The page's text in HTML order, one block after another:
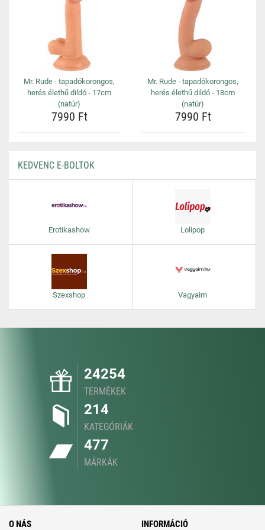
Mr. Rude - tapadókorongos,
herés élethű dildó - 17cm
(natúr)
7990 Ft
Mr. Rude - tapadókorongos,
herés élethű dildó - 18cm
(natúr)
7990 Ft
KEDVENC E-BOLTOK
Erotikashow Lolipop
Szexshop Vagyaim
24254
TERMÉKEK
214
KATEGÓRIÁK
477
MÁRKÁK
O NÁS INFORMÁCIÓ